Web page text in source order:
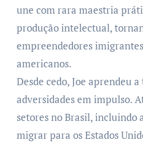
une com rara maestria
produção intelectual,
empreendedores
americanos.
Desde cedo, Joe aprendeu
adversidades em impulso.
setores no Brasil, incluindo
migrar para os Estados